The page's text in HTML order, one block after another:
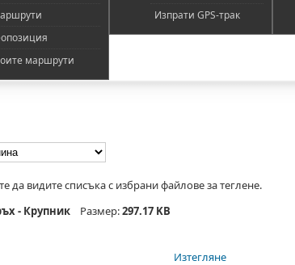
маршрути
Изпрати GPS-трак
да видите списъка с избрани файлове за теглене.
- Крупник Размер:297.17 KB
Изтегляне